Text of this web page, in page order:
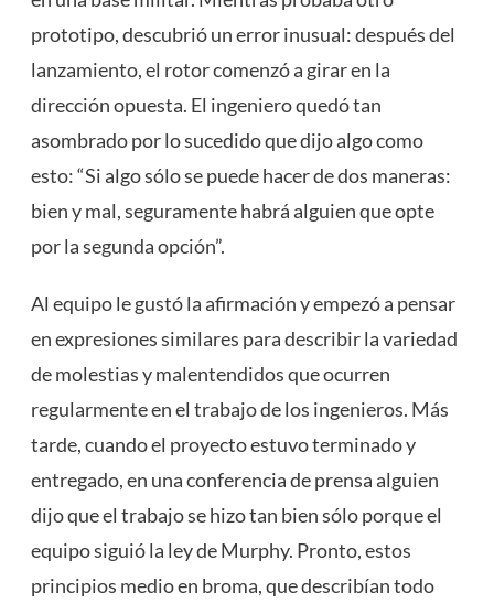
prototipo, descubrió un error inusual: después del
lanzamiento, el rotor comenzó a girar en la
dirección opuesta. El ingeniero quedó tan
asombrado por lo sucedido que dijo algo como
esto: “Si algo sólo se puede hacer de dos maneras:
bien y mal, seguramente habrá alguien que opte
por la segunda opción”.
Al equipo le gustó la afirmación y empezó a pensar
en expresiones similares para describir la variedad
de molestias y malentendidos que ocurren
regularmente en el trabajo de los ingenieros. Más
tarde, cuando el proyecto estuvo terminado y
entregado, en una conferencia de prensa alguien
dijo que el trabajo se hizo tan bien sólo porque el
equipo siguió la ley de Murphy. Pronto, estos
principios medio en broma, que describían todo